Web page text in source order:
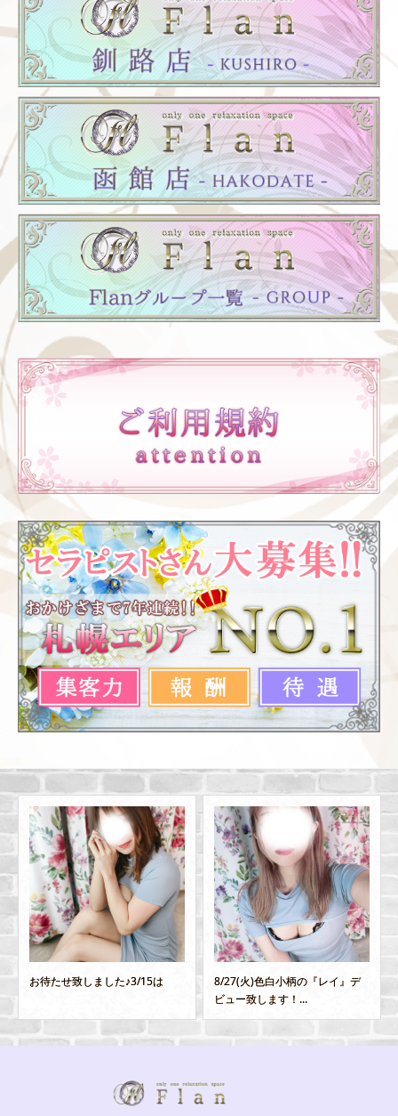
ました♪3/15は
8/27(火)色白小柄の『レイ』デ
ビュー致します！...
すすきの店から
『ななか』出勤